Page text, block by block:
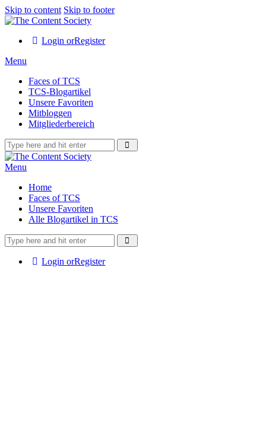
Skip to content Skip to footer
Login orRegister
Menu
Faces of TCS
TCS-Blogartikel
Unsere Favoriten
Mitbloggen
Mitgliederbereich
Menu
Home
Faces of TCS
Unsere Favoriten
Alle Blogartikel in TCS
Login orRegister